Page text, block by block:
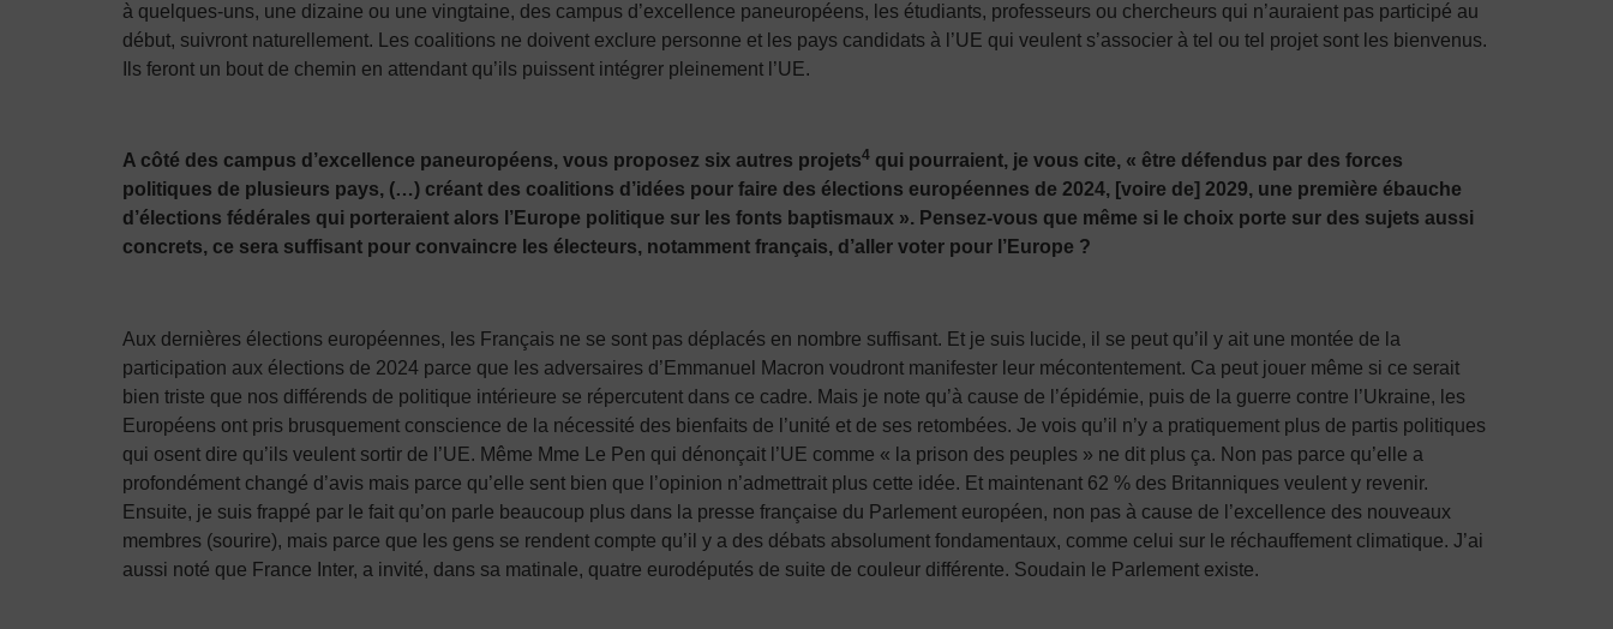
à quelques-uns, une dizaine ou une vingtaine, des campus d’excellence paneuropéens, les étudiants, professeurs ou chercheurs qui n’auraient pas participé au
début, suivront naturellement. Les coalitions ne doivent exclure personne et les pays candidats à l’UE qui veulent s’associer à tel ou tel projet sont les bienvenus.
Ils feront un bout de chemin en attendant qu’ils puissent intégrer pleinement l’UE.
A côté des campus d’excellence paneuropéens, vous proposez six autres projets4 qui pourraient, je vous cite, « être défendus par des forces
politiques de plusieurs pays, (…) créant des coalitions d’idées pour faire des élections européennes de 2024, [voire de] 2029, une première ébauche
d’élections fédérales qui porteraient alors l’Europe politique sur les fonts baptismaux ». Pensez-vous que même si le choix porte sur des sujets aussi
concrets, ce sera suffisant pour convaincre les électeurs, notamment français, d’aller voter pour l’Europe ?
Aux dernières élections européennes, les Français ne se sont pas déplacés en nombre suffisant. Et je suis lucide, il se peut qu’il y ait une montée de la
participation aux élections de 2024 parce que les adversaires d’Emmanuel Macron voudront manifester leur mécontentement. Ca peut jouer même si ce serait
bien triste que nos différends de politique intérieure se répercutent dans ce cadre. Mais je note qu’à cause de l’épidémie, puis de la guerre contre l’Ukraine, les
Européens ont pris brusquement conscience de la nécessité des bienfaits de l’unité et de ses retombées. Je vois qu’il n’y a pratiquement plus de partis politiques
qui osent dire qu’ils veulent sortir de l’UE. Même Mme Le Pen qui dénonçait l’UE comme « la prison des peuples » ne dit plus ça. Non pas parce qu’elle a
profondément changé d’avis mais parce qu’elle sent bien que l’opinion n’admettrait plus cette idée. Et maintenant 62 % des Britanniques veulent y revenir.
Ensuite, je suis frappé par le fait qu’on parle beaucoup plus dans la presse française du Parlement européen, non pas à cause de l’excellence des nouveaux
membres (sourire), mais parce que les gens se rendent compte qu’il y a des débats absolument fondamentaux, comme celui sur le réchauffement climatique. J’ai
aussi noté que France Inter, a invité, dans sa matinale, quatre eurodéputés de suite de couleur différente. Soudain le Parlement existe.